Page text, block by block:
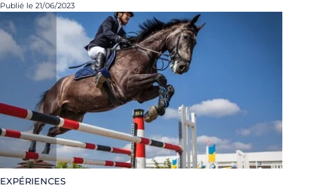
Publié le 21/06/2023
EXPÉRIENCES